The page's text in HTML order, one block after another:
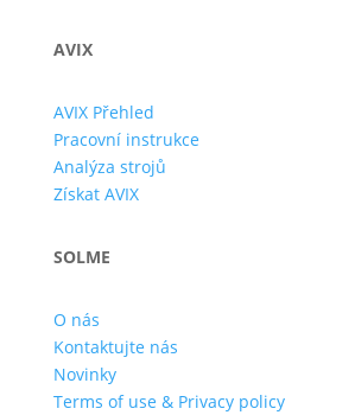
AVIX
AVIX Přehled
Pracovní instrukce
Analýza strojů
Získat AVIX
SOLME
O nás
Kontaktujte nás
Novinky
Terms of use & Privacy policy